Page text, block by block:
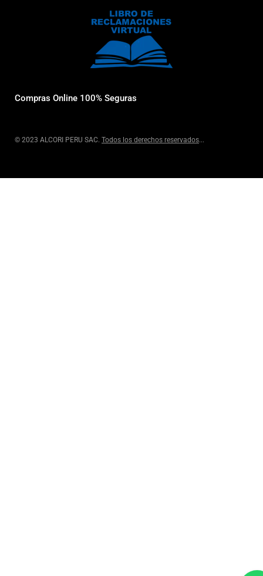
Compras Online 100% Seguras
© 2023 ALCORI PERU SAC. Todos los derechos reservados...